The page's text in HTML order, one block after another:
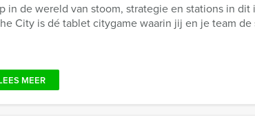
in de wereld van stoom, strategie en stations in
City is dé tablet citygame waarin jij en je team de
MEER